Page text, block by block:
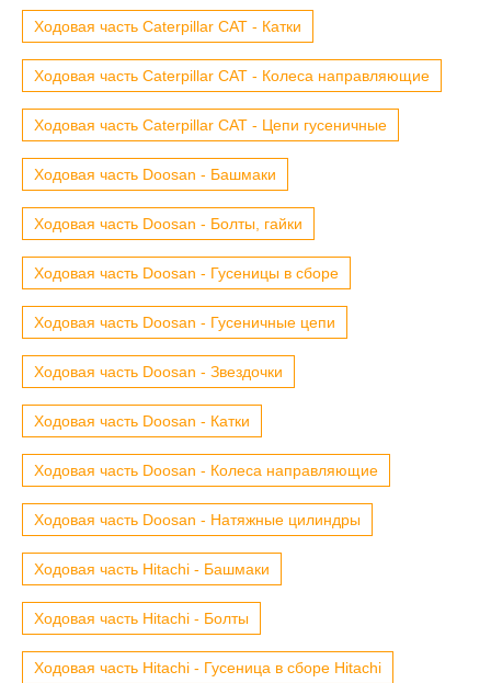
Ходовая часть Caterpillar CAT - Катки
Ходовая часть Caterpillar CAT - Колеса направляющие
Ходовая часть Caterpillar CAT - Цепи гусеничные
Ходовая часть Doosan - Башмаки
Ходовая часть Doosan - Болты, гайки
Ходовая часть Doosan - Гусеницы в сборе
Ходовая часть Doosan - Гусеничные цепи
Ходовая часть Doosan - Звездочки
Ходовая часть Doosan - Катки
Ходовая часть Doosan - Колеса направляющие
Ходовая часть Doosan - Натяжные цилиндры
Ходовая часть Hitachi - Башмаки
Ходовая часть Hitachi - Болты
Ходовая часть Hitachi - Гусеница в сборе Hitachi